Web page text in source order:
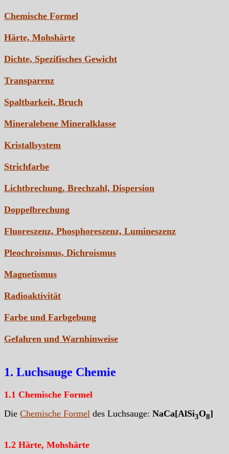
Chemische Formel
Härte, Mohshärte
Dichte, Spezifisches Gewicht
Transparenz
Spaltbarkeit, Bruch
Mineralebene Mineralklasse
Kristallsystem
Strichfarbe
Lichtbrechung, Brechzahl, Dispersion
Doppelbrechung
Fluoreszenz, Phosphoreszenz, Lumineszenz
Pleochroismus, Dichroismus
Magnetismus
Radioaktivität
Farbe und Farbgebung
Gefahren und Warnhinweise
1. Luchsauge Chemie
1.1 Chemische Formel
Die Chemische Formel des Luchsauge: NaCa[AlSi3O8]
1.2 Härte, Mohshärte